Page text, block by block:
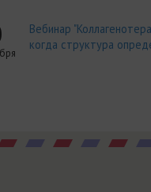
Вебинар
когда структура